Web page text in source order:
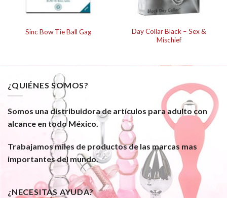
Sinc Bow Tie Ball Gag
Day Collar Black – Sex &
Mischief
¿QUIÉNES SOMOS?
Somos una distribuidora de artículos para adulto con
alcance en todo México.
Trabajamos miles de productos de las marcas mas
importantes del mundo.
¿NECESITAS AYUDA?